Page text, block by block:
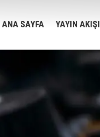
ANA SAYFA YAYIN AKIŞI